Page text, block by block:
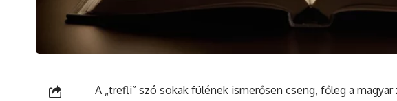
A „trefli” szó sokak fülének ismerősen cseng, főleg a